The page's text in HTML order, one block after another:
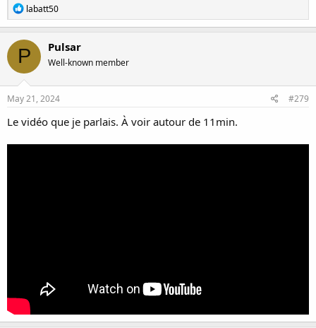
R
e
a
c
t
o
n
s
labatt50
P Pulsar
Well-known member
May 21, 2024 #279
Le vidéo que je parlais. À voir autour de 11min.